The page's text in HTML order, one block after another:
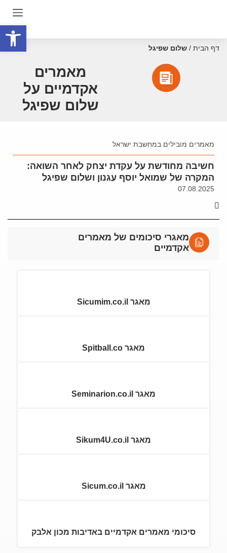
פתח
דף הבית / שלום שפיגל
מאמרים
אקדמיים על
שלום שפיגל
מאמרים מובילים במחשבת ישראל
חשיבה מחודשת על עקדת יצחק לאחר השואה:
המקרה של שמואל יוסף עגנון ושלום שפיגל
07.08.2025
מאגרי סיכומים של מאמרים
אקדמיים
מאגר Sicumim.co.il
מאגר Spitball.co
מאגר Seminarion.co.il
מאגר Sikum4U.co.il
מאגר Sicum.co.il
סיכומי מאמרים אקדמיים באדיבות מכון אלבק